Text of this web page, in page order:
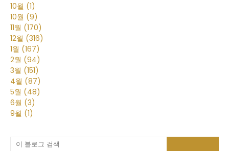
10월 (1)
10월 (9)
11월 (170)
12월 (316)
1월 (167)
2월 (94)
3월 (151)
4월 (87)
5월 (48)
6월 (3)
9월 (1)